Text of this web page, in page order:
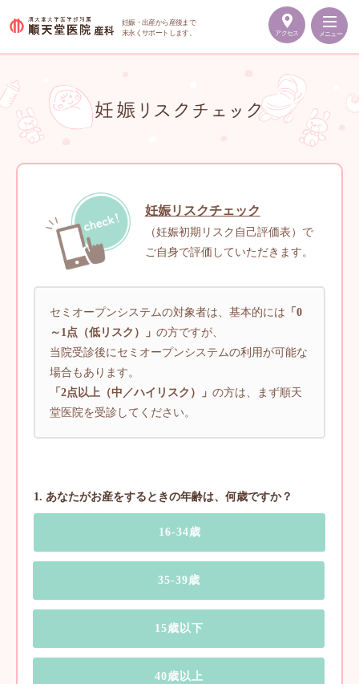
堂
医
院
科
妊娠・出産から産後まで
末永くサポートします。
アクセス メニュー
妊娠リスクチェック
（妊娠初期リスク自己評価表）で
ご自身で評価していただきます。
セミオープンシステムの対象者は、基本的には 「0
～1点（低リスク）」 の方ですが、
当院受診後にセミオープンシステムの利用が可能な
場合もあります。
「2点以上（中／ハイリスク）」 の方は、まず順天
堂医院を受診してください。
1. あなたがお産をするときの年齢は、何歳ですか？
16-34歳
35-39歳
15歳以下
40歳以上